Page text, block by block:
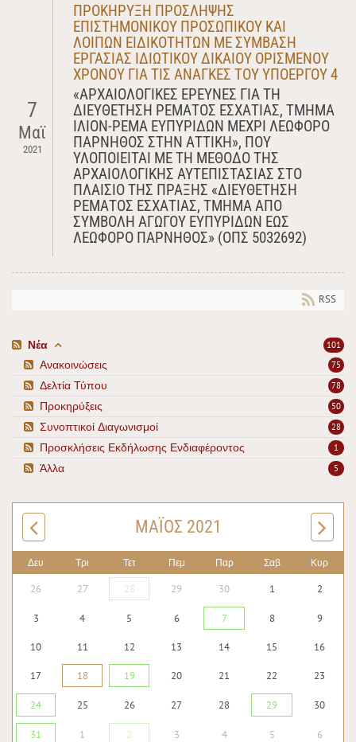
7
Μαϊ
2021
ΠΡΟΚΗΡΥΞΗ ΠΡΟΣΛΗΨΗΣ
ΕΠΙΣΤΗΜΟΝΙΚΟΥ ΠΡΟΣΩΠΙΚΟΥ ΚΑΙ
ΛΟΙΠΩΝ EΙΔΙΚΟΤΗΤΩΝ ΜΕ ΣΥΜΒΑΣΗ
ΕΡΓΑΣΙΑΣ ΙΔΙΩΤΙΚΟΥ ΔΙΚΑΙΟΥ ΟΡΙΣΜΕΝΟΥ
ΧΡΟΝΟΥ ΓΙΑ ΤΙΣ ΑΝΑΓΚΕΣ ΤΟΥ ΥΠΟΕΡΓΟΥ 4
«ΑΡΧΑΙΟΛΟΓΙΚΕΣ ΕΡΕΥΝΕΣ ΓΙΑ ΤΗ
ΔΙΕΥΘΕΤΗΣΗ ΡΕΜΑΤΟΣ ΕΣΧΑΤΙΑΣ, ΤΜΗΜΑ
ΙΛΙΟΝ-ΡΕΜΑ ΕΥΠΥΡΙΔΩΝ ΜΕΧΡΙ ΛΕΩΦΟΡΟ
ΠΑΡΝΗΘΟΣ ΣΤΗΝ ΑΤΤΙΚΗ», ΠΟΥ
ΥΛΟΠΟΙΕΙΤΑΙ ΜΕ ΤΗ ΜΕΘΟΔΟ ΤΗΣ
ΑΡΧΑΙΟΛΟΓΙΚΗΣ ΑΥΤΕΠΙΣΤΑΣΙΑΣ ΣΤΟ
ΠΛΑΙΣΙΟ ΤΗΣ ΠΡΑΞΗΣ «ΔΙΕΥΘΕΤΗΣΗ
ΡΕΜΑΤΟΣ ΕΣΧΑΤΙΑΣ, ΤΜΗΜΑ ΑΠΟ
ΣΥΜΒΟΛΗ ΑΓΩΓΟΥ ΕΥΠΥΡΙΔΩΝ ΕΩΣ
ΛΕΩΦΟΡΟ ΠΑΡΝΗΘΟΣ» (ΟΠΣ 5032692)
RSS
101
Νέα
75
Ανακοινώσεις
78
Δελτία Τύπου
50
Προκηρύξεις
28
Συνοπτικοί Διαγωνισμοί
1
Προσκλήσεις Εκδήλωσης Ενδιαφέροντος
5
Άλλα
ΜΆΙΟΣ 2021
Δευ Τρι Τετ Πεμ Παρ Σαβ Κυρ
26 27 28 29 30 1 2
3 4 5 6 7 8 9
10 11 12 13 14 15 16
17 18 19 20 21 22 23
24 25 26 27 28 29 30
31 1 2 3 4 5 6